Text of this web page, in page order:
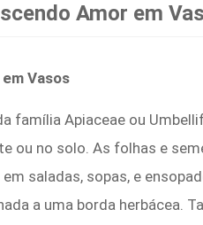
Amor em
Vasos
família Apiaceae ou
ou no solo. As folhas e
saladas, sopas, e
a uma borda herbácea.